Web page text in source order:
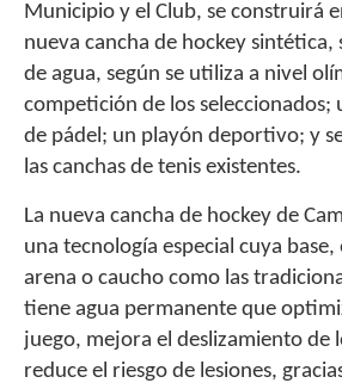
Municipio y el Club, se construirá
nueva cancha de hockey sintética,
de agua, según se utiliza a nivel
competición de los seleccionados;
de pádel; un playón deportivo; y
las canchas de tenis existentes.
La nueva cancha de hockey de
una tecnología especial cuya base,
arena o caucho como las
tiene agua permanente que
juego, mejora el deslizamiento de
reduce el riesgo de lesiones,